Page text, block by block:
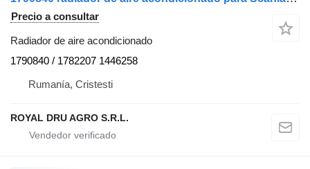
Precio a consultar
Radiador de aire acondicionado
1790840 / 1782207 1446258
Rumanía, Cristesti
ROYAL DRU AGRO S.R.L.